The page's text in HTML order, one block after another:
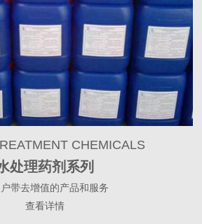
CHEMICALS
处理药剂系列
带去增值的产品和服务
查看详情